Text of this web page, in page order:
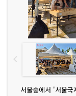
서울숲에서 '서울